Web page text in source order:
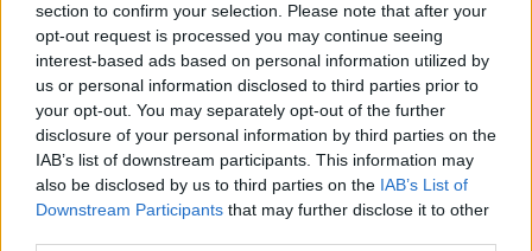
section to confirm your selection. Please note that after your
opt-out request is processed you may continue seeing
interest-based ads based on personal information utilized by
us or personal information disclosed to third parties prior to
your opt-out. You may separately opt-out of the further
disclosure of your personal information by third parties on the
IAB’s list of downstream participants. This information may
also be disclosed by us to third parties on the IAB’s List of
Downstream Participants that may further disclose it to other